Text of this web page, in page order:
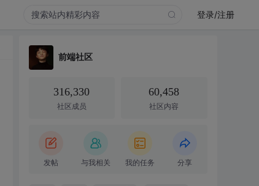
登录/注册
前端社区
316,330
社区成员
60,458
社区内容
发帖 与我相关 我的任务 分享